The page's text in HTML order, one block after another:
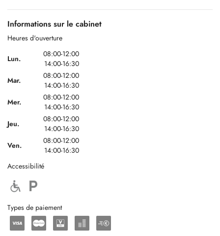
Informations sur le cabinet
Heures d'ouverture
Lun.
08:00-12:00
14:00-16:30
Mar.
08:00-12:00
14:00-16:30
Mer.
08:00-12:00
14:00-16:30
Jeu.
08:00-12:00
14:00-16:30
Ven.
08:00-12:00
14:00-16:30
Accessibilité
Types de paiement